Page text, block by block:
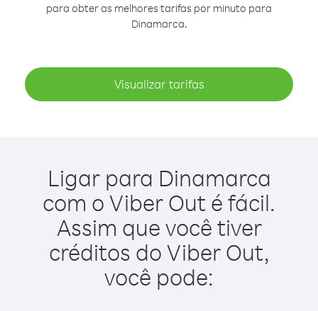
para obter as melhores tarifas por minuto para
Dinamarca.
Visualizar tarifas
Ligar para Dinamarca
com o Viber Out é fácil.
Assim que você tiver
créditos do Viber Out,
você pode: